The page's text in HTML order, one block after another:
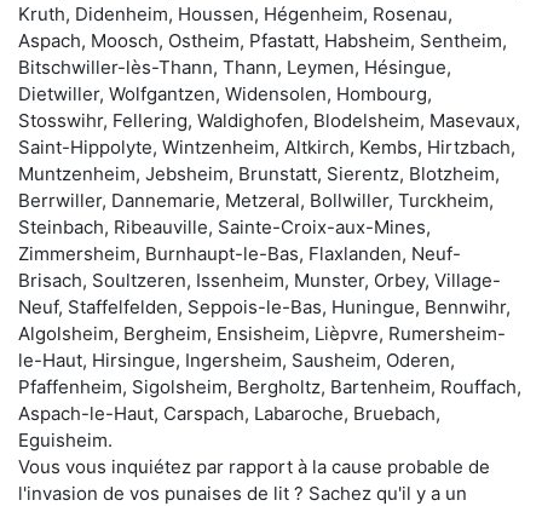
Kruth, Didenheim, Houssen, Hégenheim, Rosenau,
Aspach, Moosch, Ostheim, Pfastatt, Habsheim, Sentheim,
Bitschwiller-lès-Thann, Thann, Leymen, Hésingue,
Dietwiller, Wolfgantzen, Widensolen, Hombourg,
Stosswihr, Fellering, Waldighofen, Blodelsheim, Masevaux,
Saint-Hippolyte, Wintzenheim, Altkirch, Kembs, Hirtzbach,
Muntzenheim, Jebsheim, Brunstatt, Sierentz, Blotzheim,
Berrwiller, Dannemarie, Metzeral, Bollwiller, Turckheim,
Steinbach, Ribeauville, Sainte-Croix-aux-Mines,
Zimmersheim, Burnhaupt-le-Bas, Flaxlanden, Neuf-
Brisach, Soultzeren, Issenheim, Munster, Orbey, Village-
Neuf, Staffelfelden, Seppois-le-Bas, Huningue, Bennwihr,
Algolsheim, Bergheim, Ensisheim, Lièpvre, Rumersheim-
le-Haut, Hirsingue, Ingersheim, Sausheim, Oderen,
Pfaffenheim, Sigolsheim, Bergholtz, Bartenheim, Rouffach,
Aspach-le-Haut, Carspach, Labaroche, Bruebach,
Eguisheim.
Vous vous inquiétez par rapport à la cause probable de
l'invasion de vos punaises de lit ? Sachez qu'il y a un